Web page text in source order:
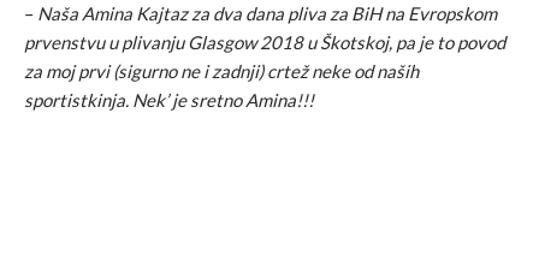
– Naša Amina Kajtaz za dva dana pliva za BiH na Evropskom
prvenstvu u plivanju Glasgow 2018 u Škotskoj, pa je to povod
za moj prvi (sigurno ne i zadnji) crtež neke od naših
sportistkinja. Nek’ je sretno Amina!!!